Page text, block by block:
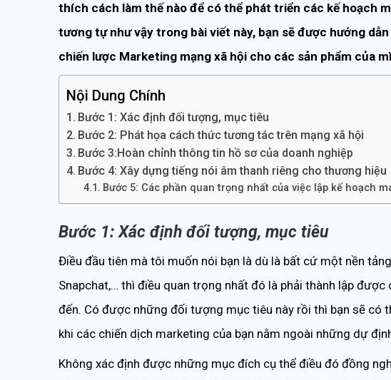
thích cách làm thế nào để có thể phát triển các kế hoạch
tương tự như vậy trong bài viết này, bạn sẽ được hướng
chiến lược Marketing mạng xã hội cho các sản phẩm của
Nội Dung Chính
Bước 1: Xác định đối tượng, mục tiêu
Bước 2: Phát họa cách thức tương tác trên mạng xã hội
Bước 3:Hoàn chỉnh thông tin hồ sơ của doanh nghiệp
Bước 4: Xây dựng tiếng nói âm thanh riêng cho thương hiệu
Bước 5: Các phần quan trọng nhất của việc lập kế hoạch
Bước 1: Xác định đối tượng, mục tiêu
Điều đầu tiên mà tôi muốn nói bạn là dù là bất cứ một nền
Snapchat,… thì điều quan trọng nhất đó là phải thành lập
đến. Có được những đối tượng mục tiêu này rồi thì bạn sẽ có
khi các chiến dịch marketing của bạn nằm ngoài những dự
Không xác định được những mục đích cụ thể điều đó đồng